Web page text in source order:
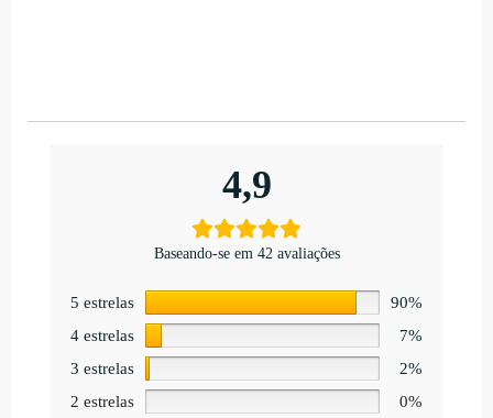
4,9
Baseando-se em 42 avaliações
5 estrelas
90%
4 estrelas
7%
3 estrelas
2%
2 estrelas
0%